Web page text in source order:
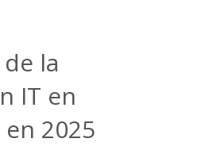
la
IT en
2025